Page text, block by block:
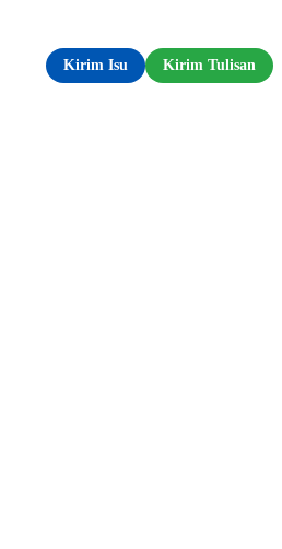
Kirim Isu
Kirim Tulisan